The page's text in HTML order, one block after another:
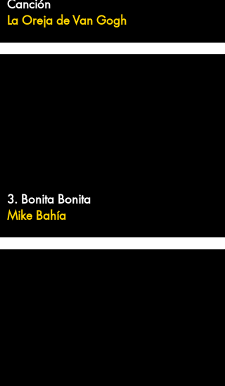
Canción
La Oreja de Van Gogh
3. Bonita Bonita
Mike Bahía